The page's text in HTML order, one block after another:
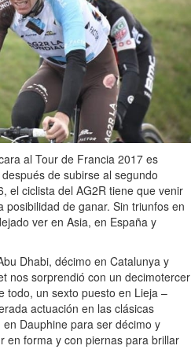
al Tour de Francia 2017 es
de subirse al segundo
el ciclista del AG2R tiene que venir
de ganar. Sin triunfos en
ver en Asia, en España y
Dhabi, décimo en Catalunya y
nos sorprendió con un decimotercer
todo, un sexto puesto en Lieja –
actuación en las clásicas
Dauphine para ser décimo y
en forma y con piernas para brillar